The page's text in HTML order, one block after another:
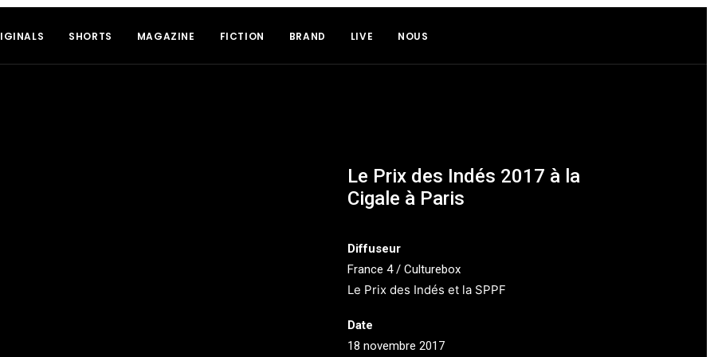
SHORTS MAGAZINE FICTION BRAND LIVE NOUS
Le Prix des Indés 2017 à la
Cigale à Paris
Diffuseur
France 4 / Culturebox
Le Prix des Indés et la SPPF
Date
18 novembre 2017